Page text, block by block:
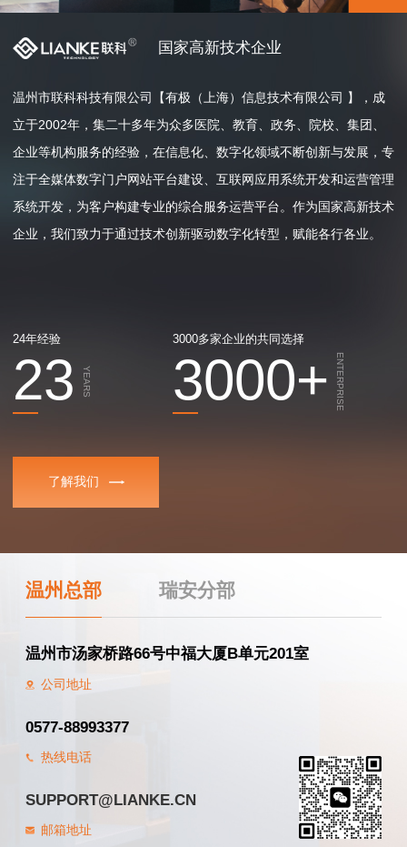
国家高新技术企业
温州市联科科技有限公司【有极（上海）信息技术有限公司 】，成
立于2002年，集二十多年为众多医院、教育、政务、院校、集团、
企业等机构服务的经验，在信息化、数字化领域不断创新与发展，专
注于全媒体数字门户网站平台建设、互联网应用系统开发和运营管理
系统开发，为客户构建专业的综合服务运营平台。作为国家高新技术
企业，我们致力于通过技术创新驱动数字化转型，赋能各行各业。
24年经验
23
3000多家企业的共同选择
3000+
了解我们
温州总部 瑞安分部
温州市汤家桥路66号中福大厦B单元201室
公司地址
0577-88993377
热线电话
SUPPORT@LIANKE.CN
邮箱地址